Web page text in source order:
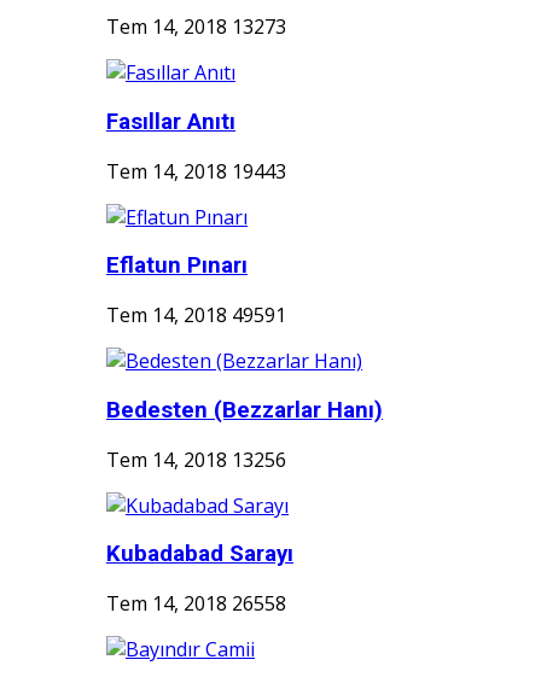
Tem 14, 2018 13273
Fasıllar Anıtı
Tem 14, 2018 19443
Eflatun Pınarı
Tem 14, 2018 49591
Bedesten (Bezzarlar Hanı)
Tem 14, 2018 13256
Kubadabad Sarayı
Tem 14, 2018 26558